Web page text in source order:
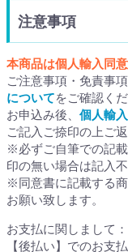
注意事項
本商品は個人輸入同
ご注意事項・免責事
についてをご確認くだ
お申込み後、 個人輸
ご記入ご捺印の上ご
※必ずご自筆での記
印の無い場合は記入
※同意書に記載する
お願い致します。
お支払に関しまして：
【後払い】でのお支